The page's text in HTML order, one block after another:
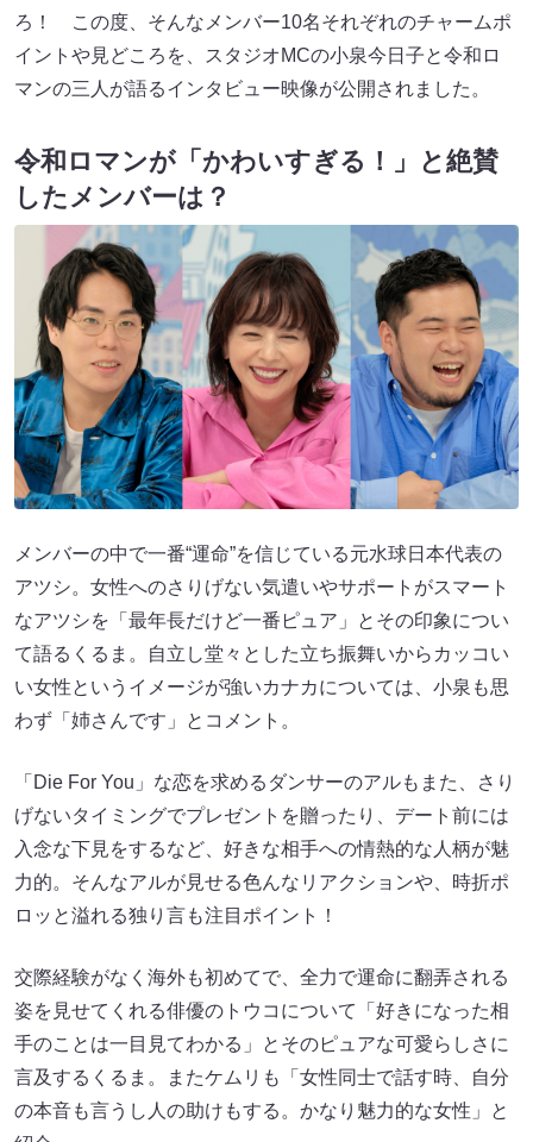
ろ！ この度、そんなメンバー10名それぞれのチャームポ
イントや見どころを、スタジオMCの小泉今日子と令和ロ
マンの三人が語るインタビュー映像が公開されました。
令和ロマンが「かわいすぎる！」と絶賛
したメンバーは？
メンバーの中で一番“運命”を信じている元水球日本代表の
アツシ。女性へのさりげない気遣いやサポートがスマート
なアツシを「最年長だけど一番ピュア」とその印象につい
て語るくるま。自立し堂々とした立ち振舞いからカッコい
い女性というイメージが強いカナカについては、小泉も思
わず「姉さんです」とコメント。
「Die For You」な恋を求めるダンサーのアルもまた、さり
げないタイミングでプレゼントを贈ったり、デート前には
入念な下見をするなど、好きな相手への情熱的な人柄が魅
力的。そんなアルが見せる色んなリアクションや、時折ポ
ロッと溢れる独り言も注目ポイント！
交際経験がなく海外も初めてで、全力で運命に翻弄される
姿を見せてくれる俳優のトウコについて「好きになった相
手のことは一目見てわかる」とそのピュアな可愛らしさに
言及するくるま。またケムリも「女性同士で話す時、自分
の本音も言うし人の助けもする。かなり魅力的な女性」と